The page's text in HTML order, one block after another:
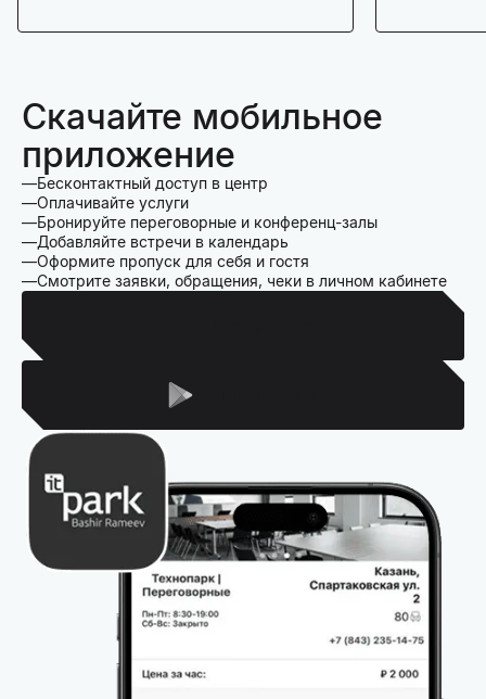
Скачайте мобильное
приложение
Бесконтактный доступ в центр
Оплачивайте услуги
Бронируйте переговорные и конференц-залы
Добавляйте встречи в календарь
Оформите пропуск для себя и гостя
Смотрите заявки, обращения, чеки в личном кабинете